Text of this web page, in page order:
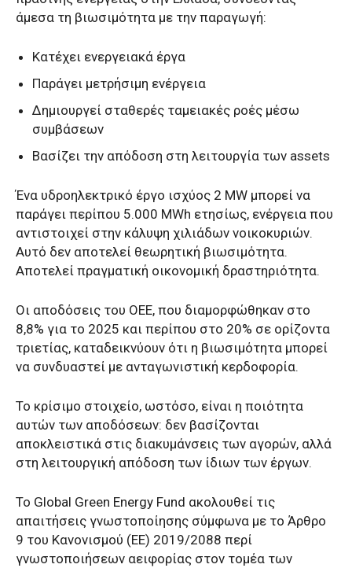
άμεσα τη βιωσιμότητα με την παραγωγή:
Κατέχει ενεργειακά έργα
Παράγει μετρήσιμη ενέργεια
Δημιουργεί σταθερές ταμειακές ροές μέσω
συμβάσεων
Βασίζει την απόδοση στη λειτουργία των assets
Ένα υδροηλεκτρικό έργο ισχύος 2 MW μπορεί να
παράγει περίπου 5.000 MWh ετησίως, ενέργεια που
αντιστοιχεί στην κάλυψη χιλιάδων νοικοκυριών.
Αυτό δεν αποτελεί θεωρητική βιωσιμότητα.
Αποτελεί πραγματική οικονομική δραστηριότητα.
Οι αποδόσεις του ΟΕΕ, που διαμορφώθηκαν στο
8,8% για το 2025 και περίπου στο 20% σε ορίζοντα
τριετίας, καταδεικνύουν ότι η βιωσιμότητα μπορεί
να συνδυαστεί με ανταγωνιστική κερδοφορία.
Το κρίσιμο στοιχείο, ωστόσο, είναι η ποιότητα
αυτών των αποδόσεων: δεν βασίζονται
αποκλειστικά στις διακυμάνσεις των αγορών, αλλά
στη λειτουργική απόδοση των ίδιων των έργων.
Το Global Green Energy Fund ακολουθεί τις
απαιτήσεις γνωστοποίησης σύμφωνα με το Άρθρο
9 του Κανονισμού (ΕΕ) 2019/2088 περί
γνωστοποιήσεων αειφορίας στον τομέα των